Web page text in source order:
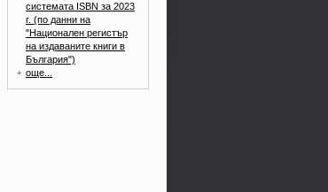
системата ISBN за 2023
г. (по данни на
"Национален регистър
на издаваните книги в
България")
още...